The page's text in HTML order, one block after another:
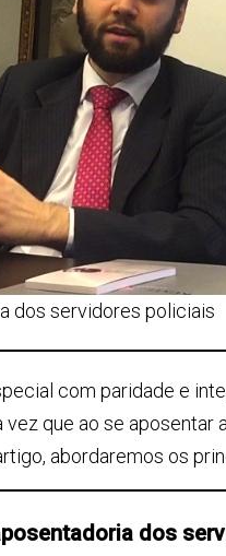
dos servidores policiais
com paridade e
que ao se aposentar
abordaremos os
dos